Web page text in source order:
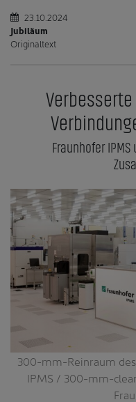
23.10.2024
Jubiläum
Originaltext
Fraunhofer IPMS
300-mm-Reinraum
IPMS / 300-mm-